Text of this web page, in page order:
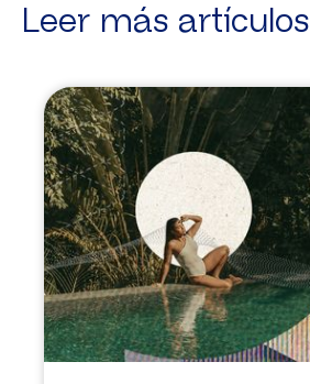
Leer más artículos